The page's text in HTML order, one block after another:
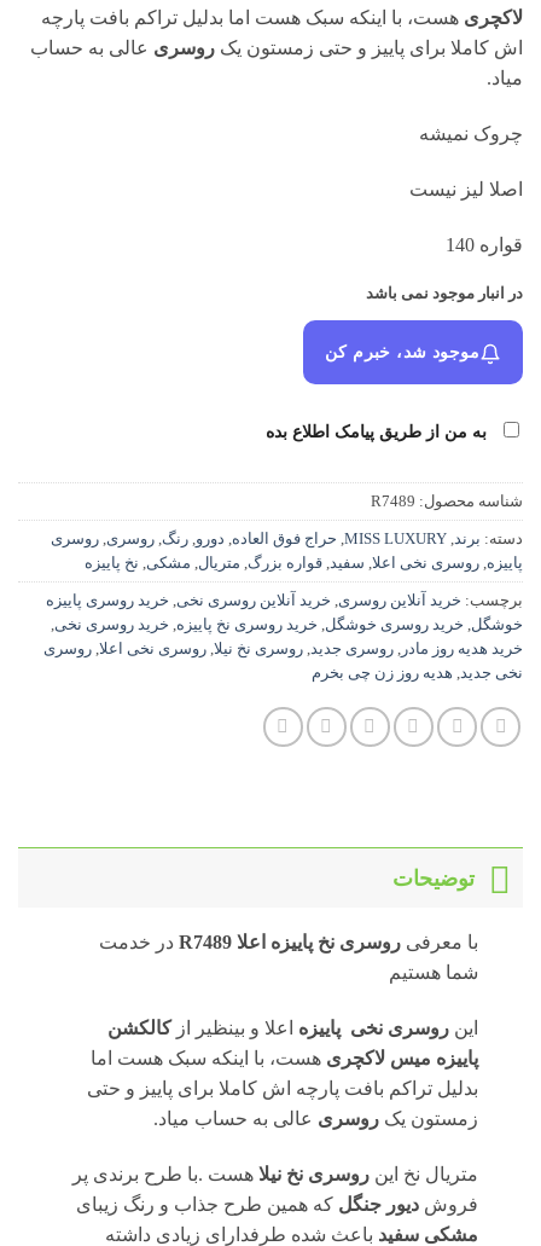
لاکچری هست، با اینکه سبک هست اما بدلیل تراکم بافت پارچه
اش کاملا برای پاییز و حتی زمستون یک روسری عالی به حساب
میاد.
چروک نمیشه
اصلا لیز نیست
قواره 140
در انبار موجود نمی باشد
موجود شد، خبرم کن
به من از طریق پیامک اطلاع بده
شناسه محصول: R7489
دسته: برند,
MISS LUXURY
, حراج فوق العاده, دورو, رنگ, روسری, روسری
پاییزه, روسری نخی اعلا, سفید, قواره بزرگ, متریال, مشکی, نخ پاییزه
برچسب: خرید آنلاین روسری, خرید آنلاین روسری نخی, خرید روسری پاییزه
خوشگل, خرید روسری خوشگل, خرید روسری نخ پاییزه, خرید روسری نخی,
خرید هدیه روز مادر , روسری جدید, روسری نخ نیلا, روسری نخی اعلا, روسری
نخی جدید, هدیه روز زن چی بخرم
توضیحات
با معرفی روسری نخ پاییزه اعلا R7489
در خدمت
شما هستیم
این روسری نخی پاییزه اعلا و بینظیر ازکالکشن
پاییزه میس لاکچری هست، با اینکه سبک هست اما
بدلیل تراکم بافت پارچه اش کاملا برای پاییز و حتی
زمستون یک روسری عالی به حساب میاد.
متریال نخ این روسری نخ نیلاهست .با طرح برندی پر
فروش دیور جنگل که همین طرح جذاب و رنگ زیبای
مشکی سفید باعث شده طرفدارای زیادی داشته